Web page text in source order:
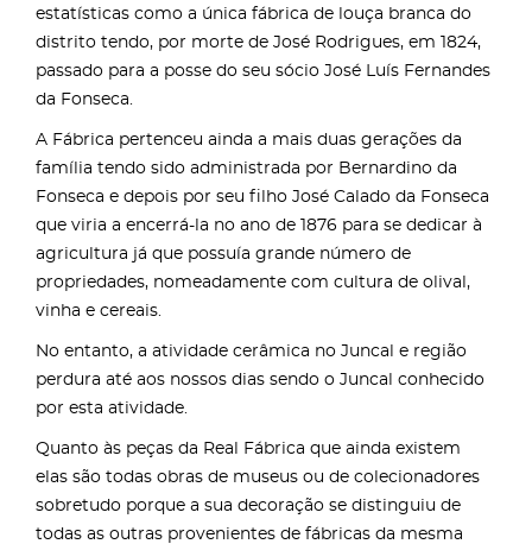
estatísticas como a única fábrica de louça branca do
distrito tendo, por morte de José Rodrigues, em 1824,
passado para a posse do seu sócio José Luís Fernandes
da Fonseca.
A Fábrica pertenceu ainda a mais duas gerações da
família tendo sido administrada por Bernardino da
Fonseca e depois por seu filho José Calado da Fonseca
que viria a encerrá-la no ano de 1876 para se dedicar à
agricultura já que possuía grande número de
propriedades, nomeadamente com cultura de olival,
vinha e cereais.
No entanto, a atividade cerâmica no Juncal e região
perdura até aos nossos dias sendo o Juncal conhecido
por esta atividade.
Quanto às peças da Real Fábrica que ainda existem
elas são todas obras de museus ou de colecionadores
sobretudo porque a sua decoração se distinguiu de
todas as outras provenientes de fábricas da mesma